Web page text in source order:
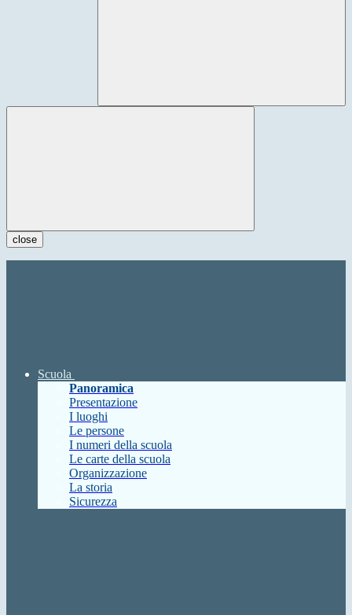
close
Scuola
Panoramica
Presentazione
I luoghi
Le persone
I numeri della scuola
Le carte della scuola
Organizzazione
La storia
Sicurezza